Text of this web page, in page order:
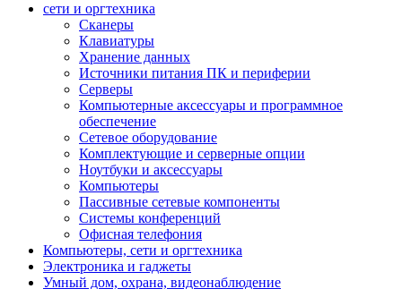
сети и оргтехника
Сканеры
Клавиатуры
Хранение данных
Источники питания ПК и периферии
Серверы
Компьютерные аксессуары и программное
обеспечение
Сетевое оборудование
Комплектующие и серверные опции
Ноутбуки и аксессуары
Компьютеры
Пассивные сетевые компоненты
Системы конференций
Офисная телефония
Компьютеры, сети и оргтехника
Электроника и гаджеты
Умный дом, охрана, видеонаблюдение